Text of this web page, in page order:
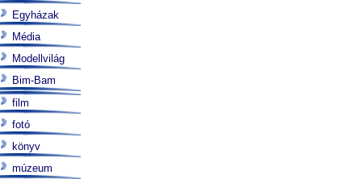
Egyházak
Média
Modellvilág
Bim-Bam
film
fotó
könyv
múzeum